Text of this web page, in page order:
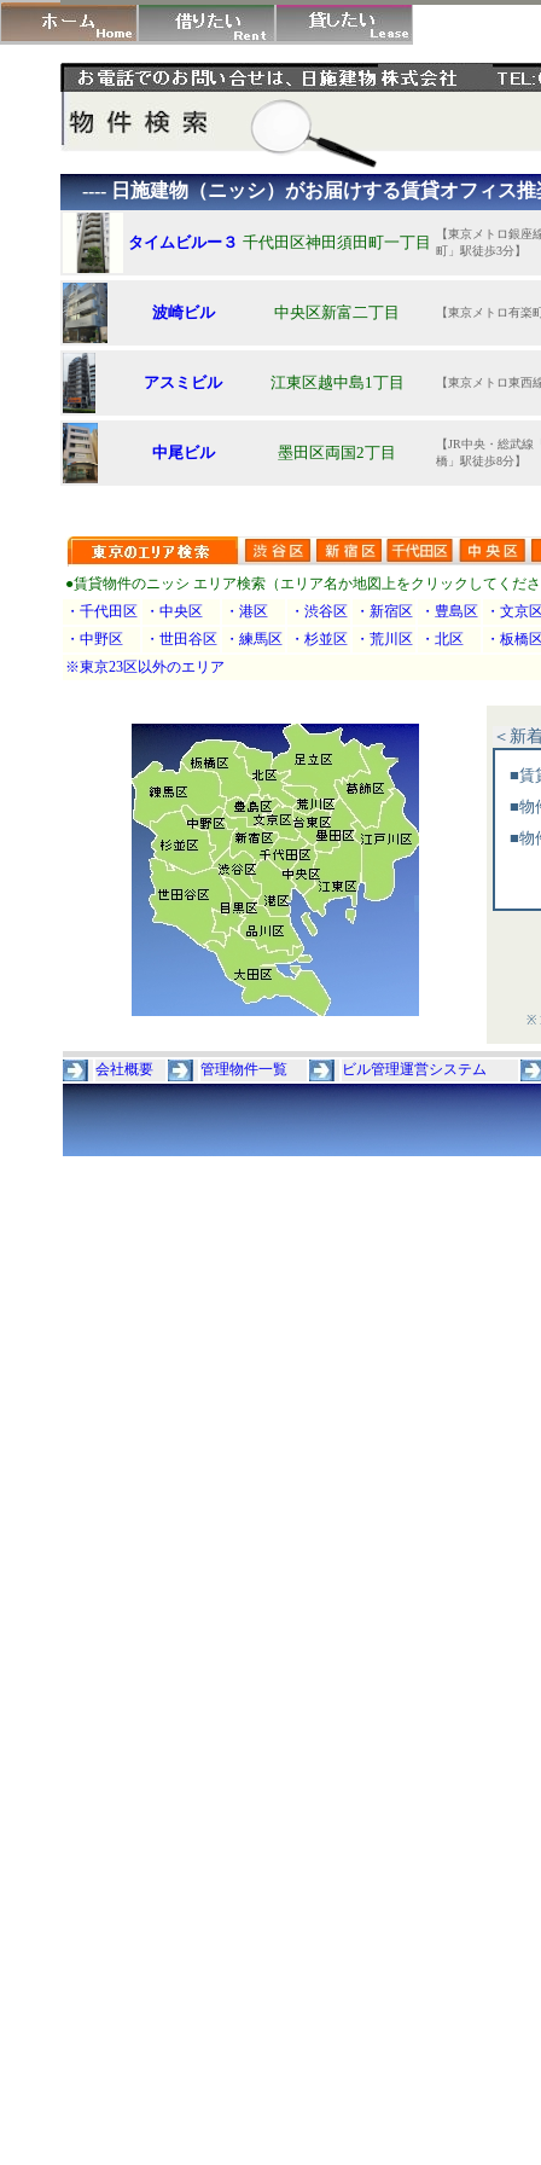
---- 日施建物（ニッシ）がお届けする賃貸オフィス推
タイムビルー３ 千代田区神田須田町一丁目
【東京メトロ銀
町」駅徒歩3分】
波崎ビル 中央区新富二丁目 【東京メトロ有
アスミビル 江東区越中島1丁目 【東京メトロ東
中尾ビル 墨田区両国2丁目
【JR中央・総武
橋」駅徒歩8分】
●賃貸物件のニッシ エリア検索（エリア名か地図上をクリックしてくだ
・千代田区
・中央区 ・港区 ・渋谷区 ・新宿区 ・豊島区
・文京
・中野区
・世田谷区 ・練馬区 ・杉並区 ・荒川区 ・北区
・板橋
※東京23区以外のエリア
会社概要 管理物件一覧 ビル管理運営システム